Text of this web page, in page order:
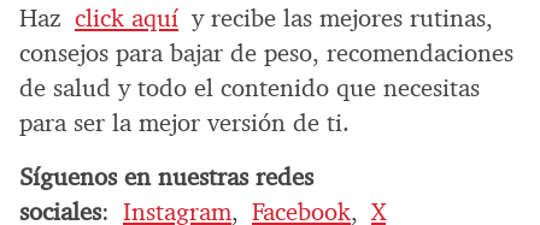
Haz click aquí y recibe las mejores rutinas,
consejos para bajar de peso, recomendaciones
de salud y todo el contenido que necesitas
para ser la mejor versión de ti.
Síguenos en nuestras redes
sociales: Instagram, Facebook,X